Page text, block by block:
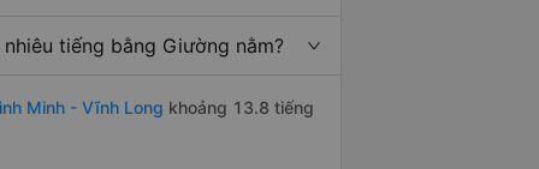
tiếng bằng Giường nằm?
Minh - Vĩnh Long khoảng 13.8 tiếng